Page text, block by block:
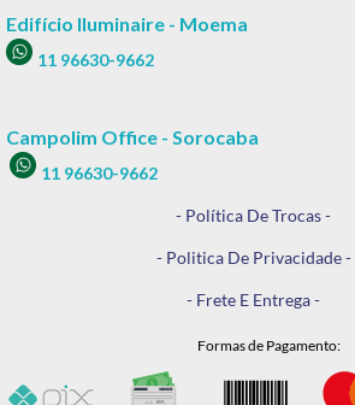
Edifício Iluminaire - Moema
11 96630-9662
Campolim Office - Sorocaba
11 96630-9662
- Política De Trocas -
- Politica De Privacidade -
- Frete E Entrega -
Formas de Pagamento: